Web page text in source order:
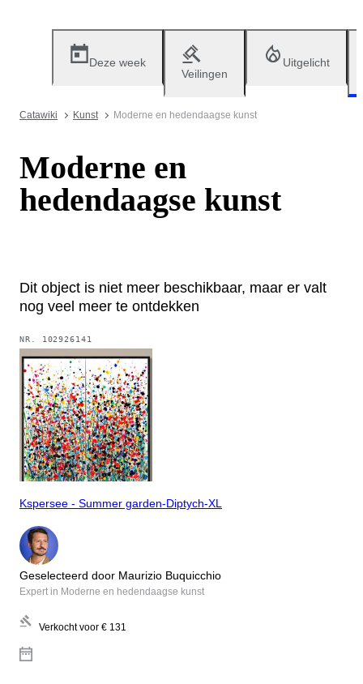
Deze week
Veilingen
Uitgelicht
Catawiki Kunst Moderne en hedendaagse kunst
Moderne en
hedendaagse kunst
Dit object is niet meer beschikbaar, maar er valt
nog veel meer te ontdekken
NR. 102926141
Kspersee - Summer garden-Diptych-XL
Geselecteerd door Maurizio Buquicchio
Expert in Moderne en hedendaagse kunst
Verkocht voor € 131